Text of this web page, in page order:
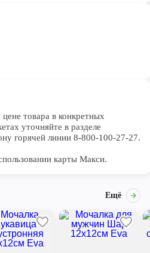
товара в конкретных
уточняйте в разделе
горячей линии 8-800-100-27-27.
карты Макси.
Ещё